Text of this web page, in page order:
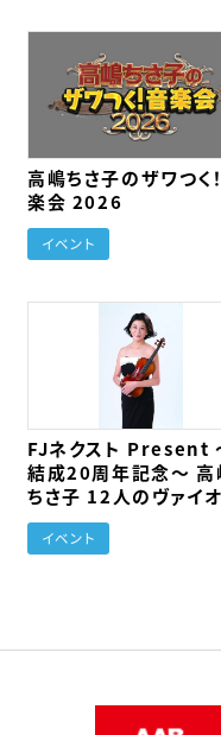
高嶋ちさ子のザワつく
楽会 2026
イベント
FJネクスト Present
結成20周年記念〜 高
ちさ子 12人のヴァイ
ニスト コンサートツア
2026〜 2027
イベント